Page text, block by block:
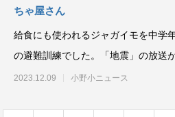
ちゃ屋さん
給食にも使われるジャガイモを中学
の避難訓練でした。「地震」の放送
学年はい
2023.12.09 小野小ニュース